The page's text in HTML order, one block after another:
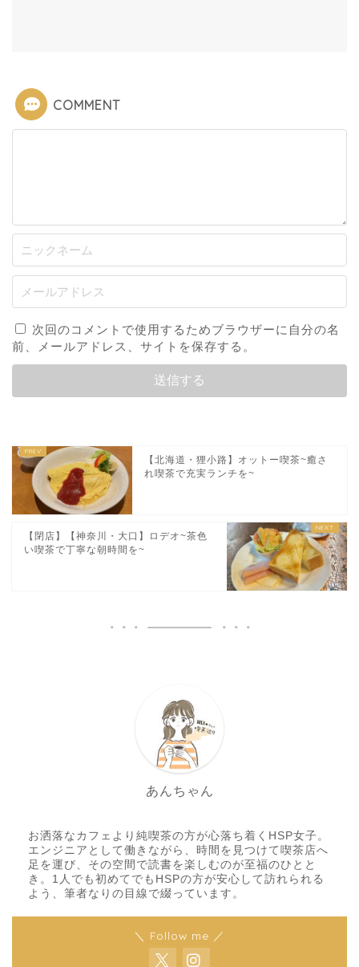
COMMENT
次回のコメントで使用するためブラウザーに自分の名
前、メールアドレス、サイトを保存する。
【北海道・狸小路】オットー喫茶~癒さ
れ喫茶で充実ランチを~
【閉店】【神奈川・大口】ロデオ~茶色
い喫茶で丁寧な朝時間を~
あんちゃん
お洒落なカフェより純喫茶の方が心落ち着くHSP女子。
エンジニアとして働きながら、時間を見つけて喫茶店へ
足を運び、その空間で読書を楽しむのが至福のひとと
き。1人でも初めてでもHSPの方が安心して訪れられる
よう、筆者なりの目線で綴っています。
＼ Follow me ／